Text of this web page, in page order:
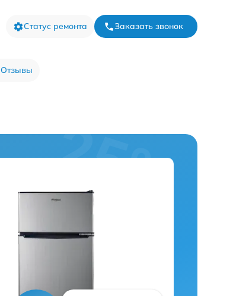
Статус ремонта Заказать звонок
Отзывы